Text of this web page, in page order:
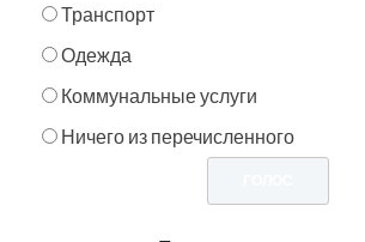
Транспорт
Одежда
Коммунальные услуги
Ничего из перечисленного